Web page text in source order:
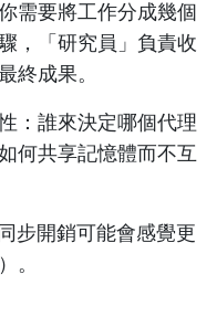
需要將工作分成幾個
，「研究員」負責收
終成果。
：誰來決定哪個代理
何共享記憶體而不互
步開銷可能會感覺更
。